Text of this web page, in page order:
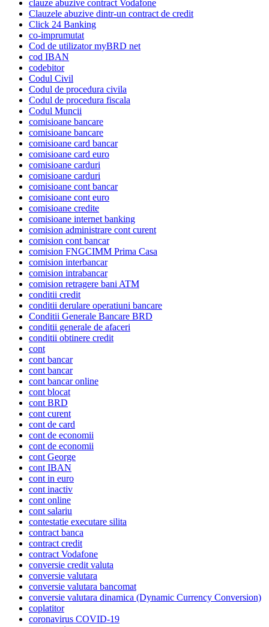
clauze abuzive contract Vodafone
Clauzele abuzive dintr-un contract de credit
Click 24 Banking
co-imprumutat
Cod de utilizator myBRD net
cod IBAN
codebitor
Codul Civil
Codul de procedura civila
Codul de procedura fiscala
Codul Muncii
comisioane bancare
comisioane bancare
comisioane card bancar
comisioane card euro
comisioane carduri
comisioane carduri
comisioane cont bancar
comisioane cont euro
comisioane credite
comisioane internet banking
comision administrare cont curent
comision cont bancar
comision FNGCIMM Prima Casa
comision interbancar
comision intrabancar
comision retragere bani ATM
conditii credit
conditii derulare operatiuni bancare
Conditii Generale Bancare BRD
conditii generale de afaceri
conditii obtinere credit
cont
cont bancar
cont bancar
cont bancar online
cont blocat
cont BRD
cont curent
cont de card
cont de economii
cont de economii
cont George
cont IBAN
cont in euro
cont inactiv
cont online
cont salariu
contestatie executare silita
contract banca
contract credit
contract Vodafone
conversie credit valuta
conversie valutara
conversie valutara bancomat
conversie valutara dinamica (Dynamic Currency Conversion)
coplatitor
coronavirus COVID-19